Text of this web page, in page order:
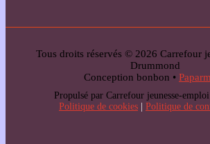
Tous droits réservés © 2026 Carrefour
Drummond
Conception bonbon •
Propulsé par Carrefour jeunesse-
Politique de cookies
Politique de